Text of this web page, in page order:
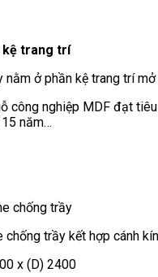
kệ trang trí
ở phần kệ trang trí
công nghiệp MDF đạt
năm…
chống trầy
chống trầy kết hợp cánh
x (D) 2400